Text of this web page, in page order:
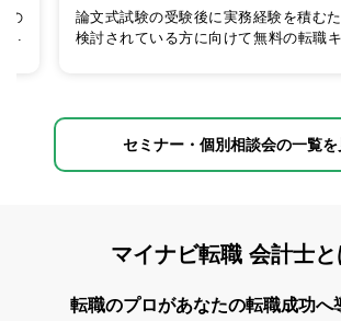
の
の
論文式試験の受験後に実務経験を積む
検討されている方に向けて無料の転職
セミナー・個別相談会の一覧を
マイナビ転職 会計士と
転職のプロがあなたの転職成功へ